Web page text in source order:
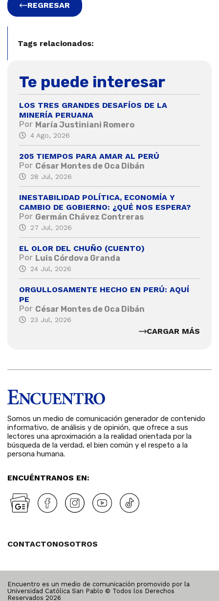
REGRESAR
Tags relacionados:
Te puede interesar
LOS TRES GRANDES DESAFÍOS DE LA
MINERÍA PERUANA
Por María Justiniani Romero
4 Ago, 2026
205 TIEMPOS PARA AMAR AL PERÚ
Por César Montes de Oca Dibán
28 Jul, 2026
INESTABILIDAD POLÍTICA, ECONOMÍA Y
CAMBIO DE GOBIERNO: ¿QUÉ NOS ESPERA?
Por Germán Chávez Contreras
27 Jul, 2026
EL OLOR DEL CHUÑO (CUENTO)
Por Luis Córdova Granda
24 Jul, 2026
ORGULLOSAMENTE HECHO EN PERÚ: AQUÍ
PE
Por César Montes de Oca Dibán
23 Jul, 2026
CARGAR MÁS
Somos un medio de comunicación generador de contenido
informativo, de análisis y de opinión, que ofrece a sus
lectores una aproximación a la realidad orientada por la
búsqueda de la verdad, el bien común y el respeto a la
persona humana.
ENCUÉNTRANOS EN:
CONTACTONOSOTROS
Encuentro es un medio de comunicación promovido por la
Universidad Católica San Pablo © Todos los Derechos
Reservados 2026